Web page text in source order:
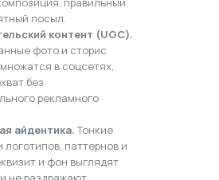
посыл.
контент (UGC).
фото и сторис
в соцсетях,
без
рекламного
айдентика.Тонкие
логотипов, паттернов и
и фон выглядят